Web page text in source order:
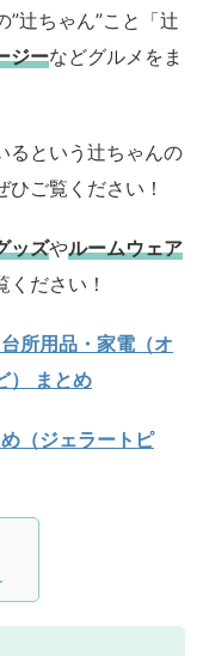
辻ちゃん”こと「辻
ジーなどグルメをま
るという辻ちゃんの
ご覧ください！
ッズやルームウェア
ださい！
所用品・家電（オ
） まとめ
（ジェラートピ